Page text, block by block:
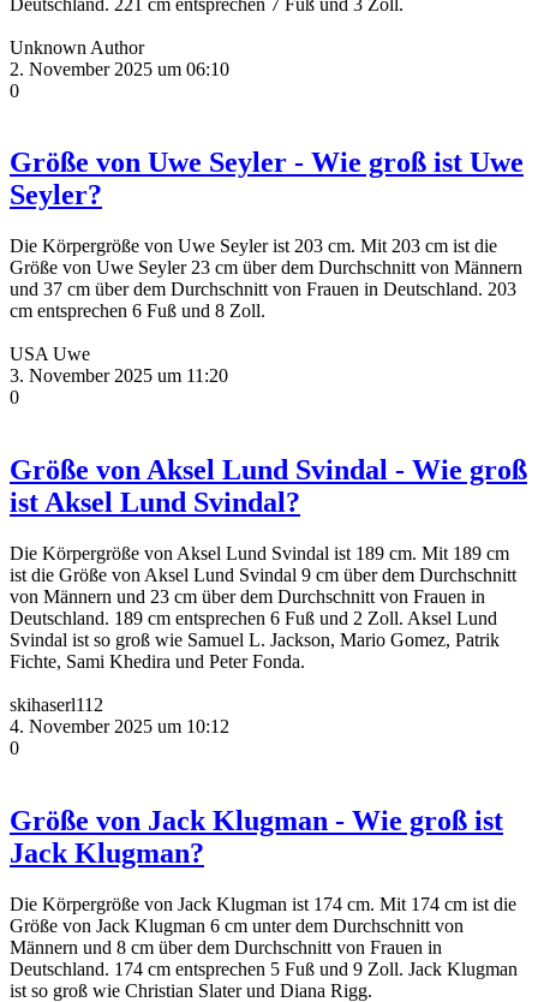
Unknown Author
2. November 2025 um 06:10
0
Größe von Uwe Seyler - Wie groß ist Uwe
Seyler?
Die Körpergröße von Uwe Seyler ist 203 cm. Mit 203 cm ist die
Größe von Uwe Seyler 23 cm über dem Durchschnitt von Männern
und 37 cm über dem Durchschnitt von Frauen in Deutschland. 203
cm entsprechen 6 Fuß und 8 Zoll.
USA Uwe
3. November 2025 um 11:20
0
Größe von Aksel Lund Svindal - Wie groß
ist Aksel Lund Svindal?
Die Körpergröße von Aksel Lund Svindal ist 189 cm. Mit 189 cm
ist die Größe von Aksel Lund Svindal 9 cm über dem Durchschnitt
von Männern und 23 cm über dem Durchschnitt von Frauen in
Deutschland. 189 cm entsprechen 6 Fuß und 2 Zoll. Aksel Lund
Svindal ist so groß wie Samuel L. Jackson, Mario Gomez, Patrik
Fichte, Sami Khedira und Peter Fonda.
skihaserl112
4. November 2025 um 10:12
0
Größe von Jack Klugman - Wie groß ist
Jack Klugman?
Die Körpergröße von Jack Klugman ist 174 cm. Mit 174 cm ist die
Größe von Jack Klugman 6 cm unter dem Durchschnitt von
Männern und 8 cm über dem Durchschnitt von Frauen in
Deutschland. 174 cm entsprechen 5 Fuß und 9 Zoll. Jack Klugman
ist so groß wie Christian Slater und Diana Rigg.